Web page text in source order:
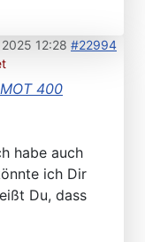
12:28 #22994
400
habe auch
ich Dir
Du, dass